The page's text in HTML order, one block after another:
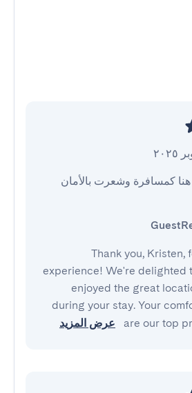
Thank you, Kristen,
experience! We're delighted
enjoyed the great
during your stay. Your
are our top
عرض المزيد